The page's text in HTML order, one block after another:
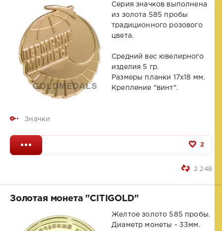
Серия значков выполнена
из золота 585 пробы
традиционного розового
цвета.
Средний вес ювелирного
изделия 5 гр.
Размеры планки 17x18 мм.
Крепление "винт".
Значки
2
2 248
Золотая монета "CITIGOLD"
Желтое золото 585 пробы.
Диаметр монеты - 33мм.